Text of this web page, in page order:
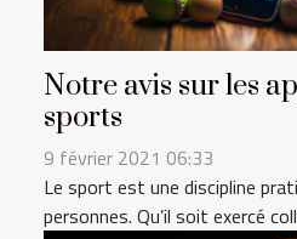
Notre avis sur les
sports
9 février 2021 06:33
Le sport est une discipline
personnes. Qu’il soit exercé